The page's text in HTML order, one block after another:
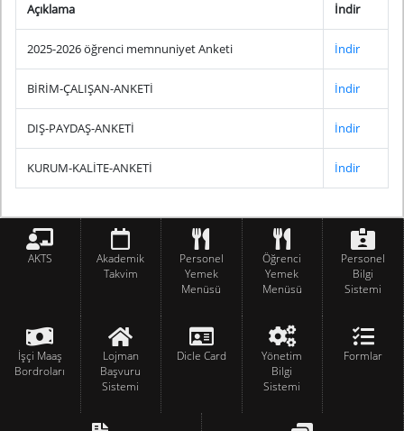
Açıklama İndir
2025-2026 öğrenci memnuniyet Anketi İndir
BİRİM-ÇALIŞAN-ANKETİ İndir
DIŞ-PAYDAŞ-ANKETİ İndir
KURUM-KALİTE-ANKETİ İndir
AKTS
Akademik
Takvim
Personel
Yemek
Menüsü
Öğrenci
Yemek
Menüsü
Personel
Bilgi
Sistemi
İşçi Maaş
Bordroları
Lojman
Başvuru
Sistemi
Dicle Card
Yönetim
Bilgi
Sistemi
Formlar